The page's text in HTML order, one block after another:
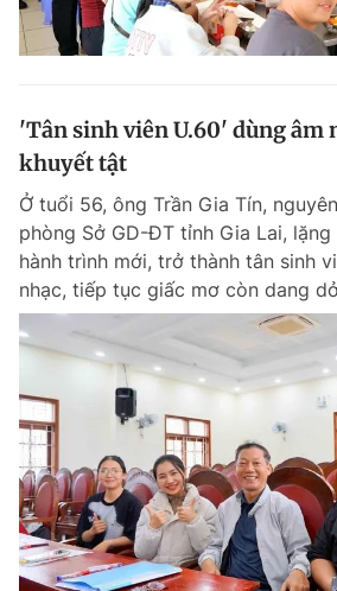
Tiện ích Bạn
Đọc Thanh Niên trên điện thoại
Theo dõi báo trên
Hotline
0906 645 777
Liên hệ
0908
Đặt báo Quảng cáo RSS Tòa
'Tân sinh viên U.60' dùng âm
khuyết tật
Ở tuổi 56, ông Trần Gia Tín,
phòng Sở GD-ĐT tỉnh Gia Lai,
hành trình mới, trở thành tân sinh
nhạc, tiếp tục giấc mơ còn dang